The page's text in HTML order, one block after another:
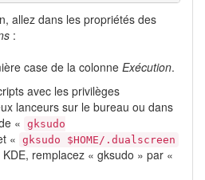
allez dans les propriétés des
:
case de la colonne Exécution.
avec les privilèges
lanceurs sur le bureau ou dans
« gksudo
« gksudo $HOME/.dualscreen
remplacez « gksudo » par «